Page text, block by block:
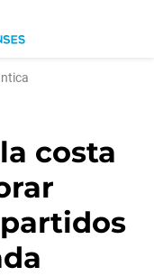
costa